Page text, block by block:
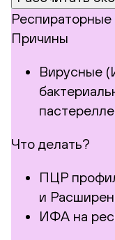
Респираторные
Причины
Вирусные
Что делать?
ПЦР
и
ИФА на